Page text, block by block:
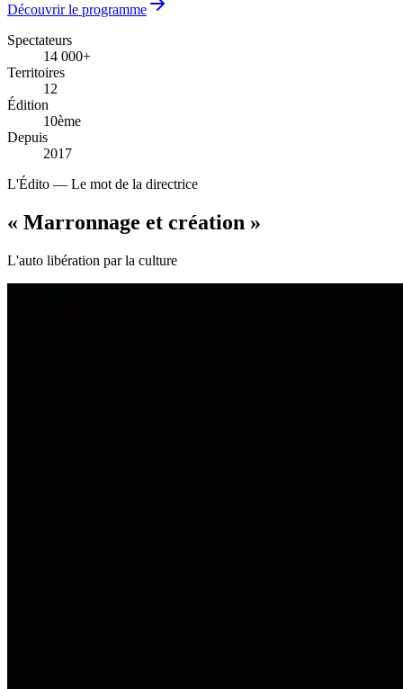
Découvrir le programme
Spectateurs
14 000+
14 000+
Territoires
12
12
Édition
10ème
10ème
Depuis
2017
2017
L'Édito — Le mot de la directrice
« Marronnage et création »
L'auto libération par la culture